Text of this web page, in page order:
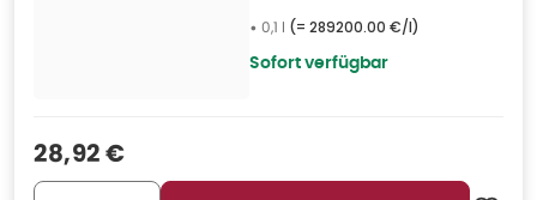
• 0,1 l (= 289200.00 €/l)
Sofort verfügbar
Verkaufspreis
28,92 €